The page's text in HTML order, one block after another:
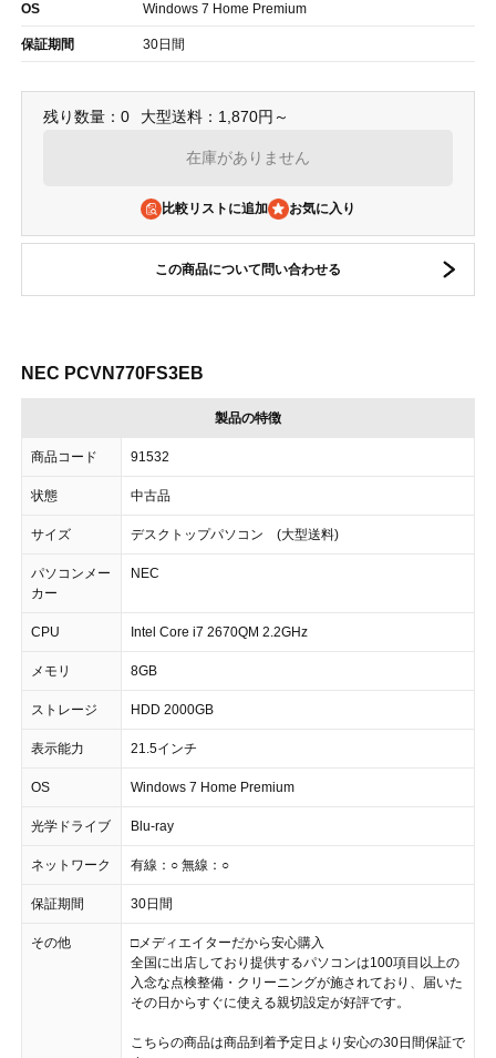
OS Windows 7 Home Premium
保証期間 30日間
残り数量：0 大型送料：1,870円～
在庫がありません
比較リストに追加
この商品について問い合わせる
NEC PCVN770FS3EB
製品の特徴
商品コード 91532
状態 中古品
サイズ デスクトップパソコン (大型送料)
パソコンメー
カー
NEC
CPU Intel Core i7 2670QM 2.2GHz
メモリ 8GB
ストレージ HDD 2000GB
表示能力 21.5インチ
OS Windows 7 Home Premium
光学ドライブ Blu-ray
ネットワーク 有線：○ 無線：○
保証期間 30日間
その他
□メディエイターだから安心購入
全国に出店しており提供するパソコンは100項目以上の
入念な点検整備・クリーニングが施されており、届いた
その日からすぐに使える親切設定が好評です。
こちらの商品は商品到着予定日より安心の30日間保証で